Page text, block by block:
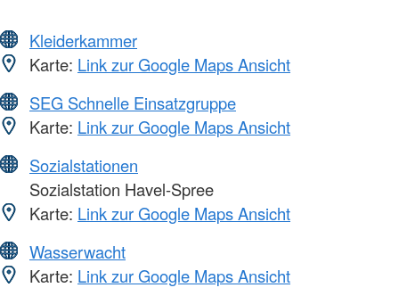
Kleiderkammer
Karte: Link zur Google Maps Ansicht
SEG Schnelle Einsatzgruppe
Karte: Link zur Google Maps Ansicht
Sozialstationen
Sozialstation Havel-Spree
Karte: Link zur Google Maps Ansicht
Wasserwacht
Karte: Link zur Google Maps Ansicht